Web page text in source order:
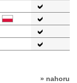
» nahoru